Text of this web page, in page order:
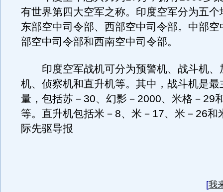
有世界第四大空军之称。印度空军分为五个
东部空中司令部、西部空中司令部。中部空
部空中司令部和西南空中司令部。
印度空军战机可分为预警机、战斗机、
机、侦察机和直升机等。其中，战斗机是最
量，包括苏－30、幻影－2000、米格－29
等。直升机包括米－8、米－17、米－26和
际先驱导报
[我